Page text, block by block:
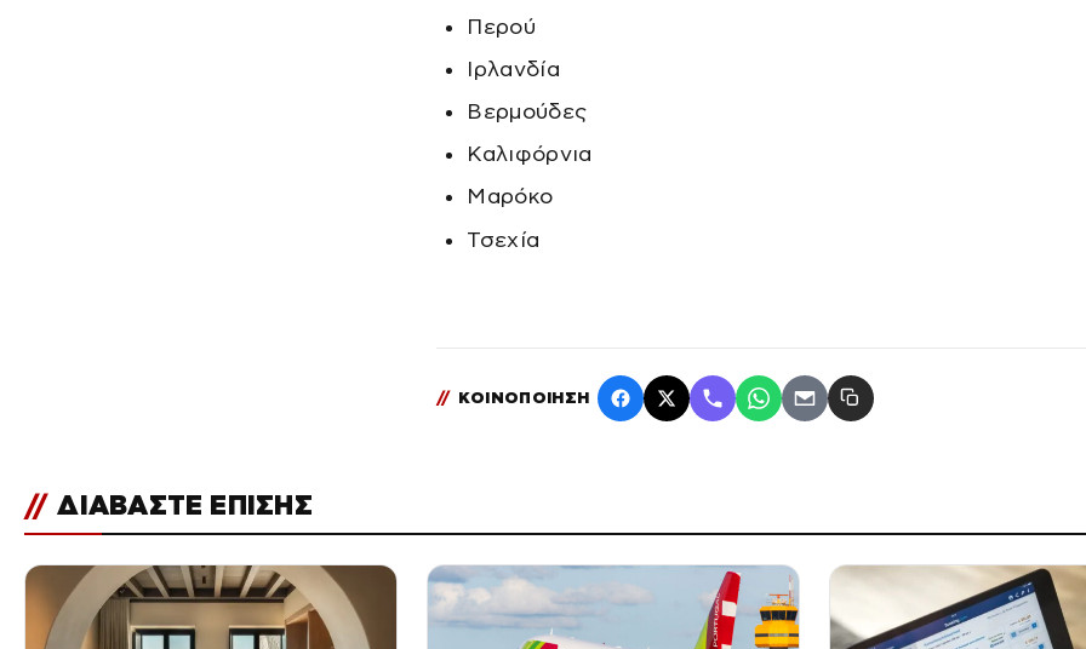
Περού
Ιρλανδία
Βερμούδες
Καλιφόρνια
Μαρόκο
Τσεχία
// ΚΟΙΝΟΠΟΙΗΣΗ
// ΔΙΑΒΑΣΤΕ ΕΠΙΣΗΣ